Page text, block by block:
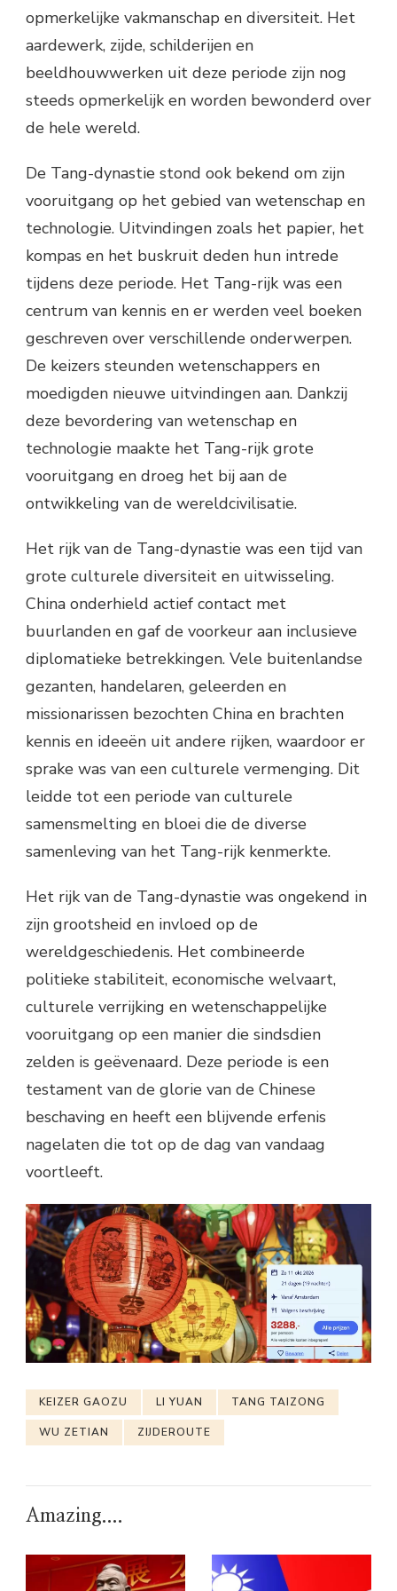
opmerkelijke vakmanschap en diversiteit. Het
aardewerk, zijde, schilderijen en
beeldhouwwerken uit deze periode zijn nog
steeds opmerkelijk en worden bewonderd over
de hele wereld.
De Tang-dynastie stond ook bekend om zijn
vooruitgang op het gebied van wetenschap en
technologie. Uitvindingen zoals het papier, het
kompas en het buskruit deden hun intrede
tijdens deze periode. Het Tang-rijk was een
centrum van kennis en er werden veel boeken
geschreven over verschillende onderwerpen.
De keizers steunden wetenschappers en
moedigden nieuwe uitvindingen aan. Dankzij
deze bevordering van wetenschap en
technologie maakte het Tang-rijk grote
vooruitgang en droeg het bij aan de
ontwikkeling van de wereldcivilisatie.
Het rijk van de Tang-dynastie was een tijd van
grote culturele diversiteit en uitwisseling.
China onderhield actief contact met
buurlanden en gaf de voorkeur aan inclusieve
diplomatieke betrekkingen. Vele buitenlandse
gezanten, handelaren, geleerden en
missionarissen bezochten China en brachten
kennis en ideeën uit andere rijken, waardoor er
sprake was van een culturele vermenging. Dit
leidde tot een periode van culturele
samensmelting en bloei die de diverse
samenleving van het Tang-rijk kenmerkte.
Het rijk van de Tang-dynastie was ongekend in
zijn grootsheid en invloed op de
wereldgeschiedenis. Het combineerde
politieke stabiliteit, economische welvaart,
culturele verrijking en wetenschappelijke
vooruitgang op een manier die sindsdien
zelden is geëvenaard. Deze periode is een
testament van de glorie van de Chinese
beschaving en heeft een blijvende erfenis
nagelaten die tot op de dag van vandaag
voortleeft.
KEIZER GAOZU LI YUAN TANG TAIZONG
WU ZETIAN ZIJDEROUTE
Amazing....